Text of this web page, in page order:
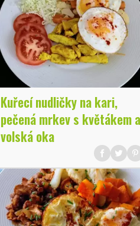
Kuřecí nudličky na kari,
pečená mrkev s květákem a
volská oka